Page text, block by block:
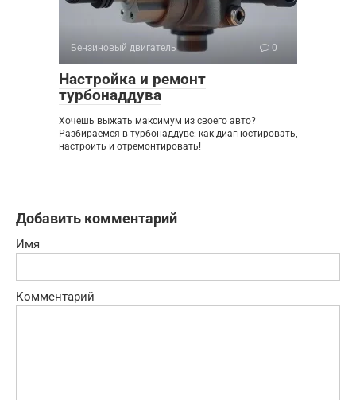
Бензиновый двигатель 0
Настройка и ремонт
турбонаддува
Хочешь выжать максимум из своего авто?
Разбираемся в турбонаддуве: как диагностировать,
настроить и отремонтировать!
Добавить комментарий
Имя
Комментарий